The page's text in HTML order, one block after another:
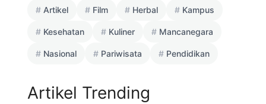
Artikel Film Herbal Kampus
Kesehatan Kuliner Mancanegara
Nasional Pariwisata Pendidikan
Artikel Trending